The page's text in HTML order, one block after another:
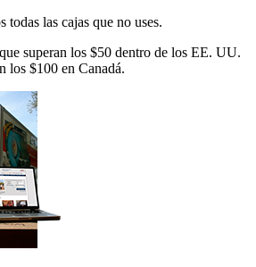
todas las cajas que no uses.
superan los $50 dentro de los EE. UU.
los $100 en Canadá.